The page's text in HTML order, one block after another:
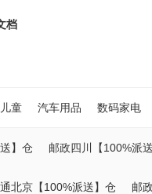
档
童 汽车用品 数码家电
】仓 邮政四川【100%派
北京【100%派送】仓 邮